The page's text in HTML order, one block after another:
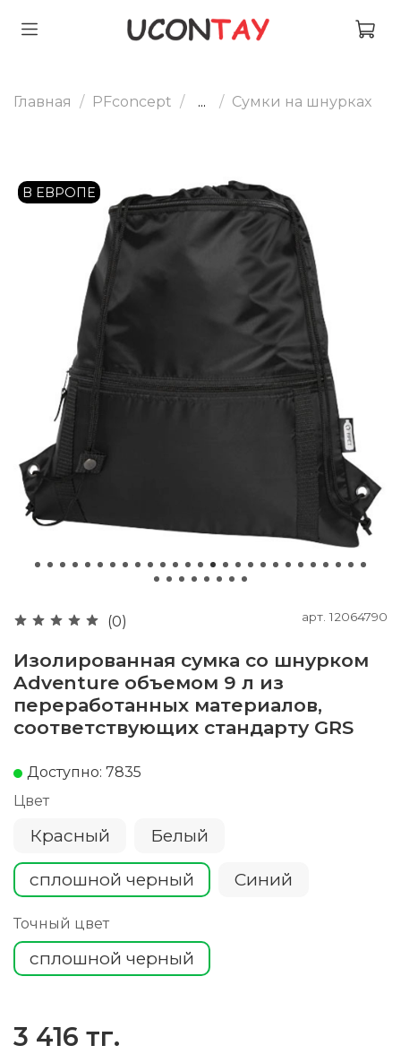
Главная PFconcept ... Сумки на шнурках
В ЕВРОПЕ
(0) арт.12064790
Изолированная сумка со шнурком
Adventure объемом 9 л из
переработанных материалов,
соответствующих стандарту GRS
Доступно: 7835
Цвет
Красный Белый
сплошной черный Cиний
Точный цвет
сплошной черный
3 416 тг.